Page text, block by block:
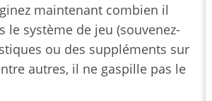
maintenant combien il
le système de jeu (souvenez-
ou des suppléments sur
autres, il ne gaspille pas le